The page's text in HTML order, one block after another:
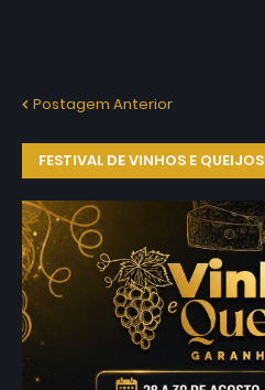
Postagem Anterior
FESTIVAL DE VINHOS E QUEIJOS